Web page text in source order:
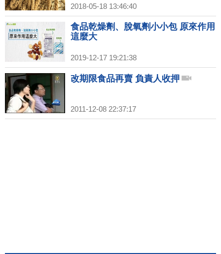
2018-05-18 13:46:40
食品乾燥劑、脫氧劑小小包 原來作用
這麼大
2019-12-17 19:21:38
改期限食品再賣 負責人收押
2011-12-08 22:37:17